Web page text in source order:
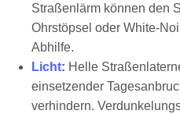
Straßenlärm können den
Ohrstöpsel oder White-
Abhilfe.
Licht: Helle
einsetzender
verhindern.